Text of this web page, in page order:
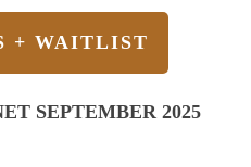
+ WAITLIST
SEPTEMBER 2025